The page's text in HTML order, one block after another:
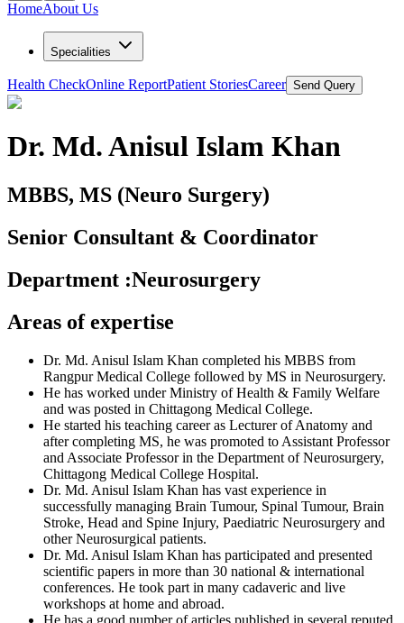
HomeAbout Us
Specialities
Health CheckOnline ReportPatient StoriesCareer Send Query
Dr. Md. Anisul Islam Khan
MBBS, MS (Neuro Surgery)
Senior Consultant & Coordinator
Department :Neurosurgery
Areas of expertise
Dr. Md. Anisul Islam Khan completed his MBBS from
Rangpur Medical College followed by MS in Neurosurgery.
He has worked under Ministry of Health & Family Welfare
and was posted in Chittagong Medical College.
He started his teaching career as Lecturer of Anatomy and
after completing MS, he was promoted to Assistant Professor
and Associate Professor in the Department of Neurosurgery,
Chittagong Medical College Hospital.
Dr. Md. Anisul Islam Khan has vast experience in
successfully managing Brain Tumour, Spinal Tumour, Brain
Stroke, Head and Spine Injury, Paediatric Neurosurgery and
other Neurosurgical patients.
Dr. Md. Anisul Islam Khan has participated and presented
scientific papers in more than 30 national & international
conferences. He took part in many cadaveric and live
workshops at home and abroad.
He has a good number of articles published in several reputed